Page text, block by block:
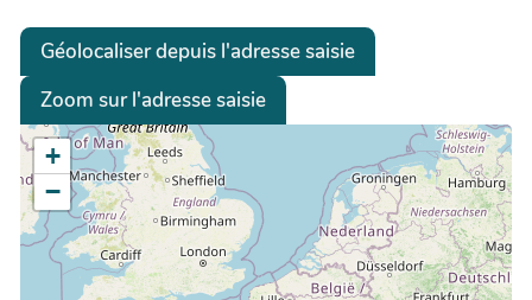
Géolocaliser depuis l'adresse saisie
Zoom sur l'adresse saisie
+
−